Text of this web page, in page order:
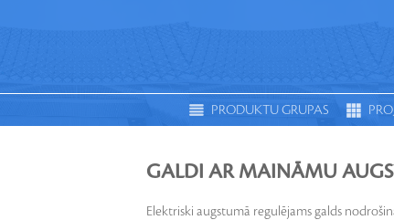
PRODUKTU GRUPAS
GALDI AR MAINĀMU
Elektriski augstumā regulējams galds